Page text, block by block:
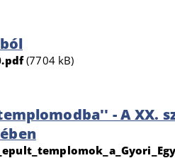
(7704 kB)
- A XX.